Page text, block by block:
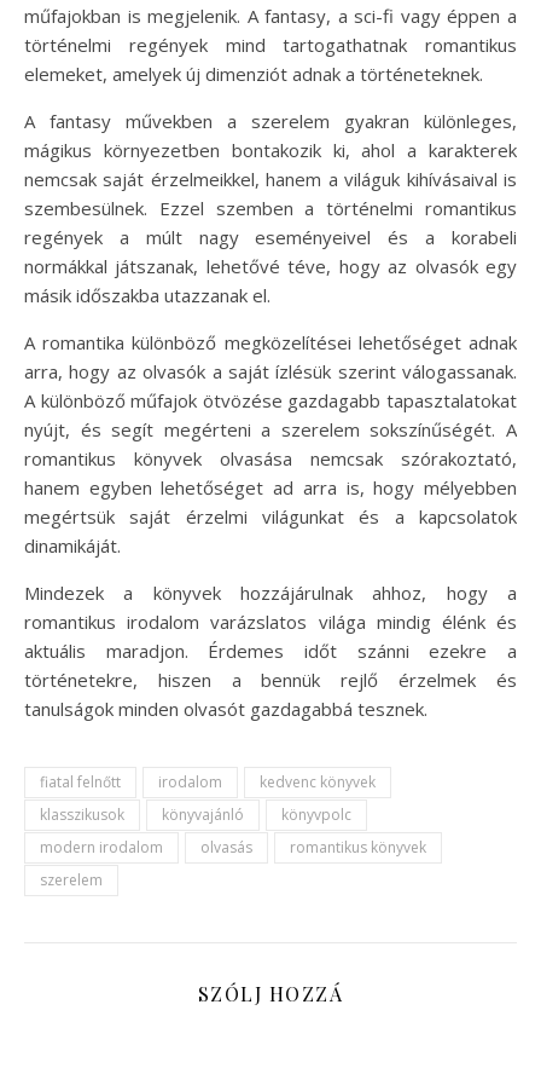
műfajokban is megjelenik. A fantasy, a sci-fi vagy éppen a
történelmi regények mind tartogathatnak romantikus
elemeket, amelyek új dimenziót adnak a történeteknek.
A fantasy művekben a szerelem gyakran különleges,
mágikus környezetben bontakozik ki, ahol a karakterek
nemcsak saját érzelmeikkel, hanem a világuk kihívásaival is
szembesülnek. Ezzel szemben a történelmi romantikus
regények a múlt nagy eseményeivel és a korabeli
normákkal játszanak, lehetővé téve, hogy az olvasók egy
másik időszakba utazzanak el.
A romantika különböző megközelítései lehetőséget adnak
arra, hogy az olvasók a saját ízlésük szerint válogassanak.
A különböző műfajok ötvözése gazdagabb tapasztalatokat
nyújt, és segít megérteni a szerelem sokszínűségét. A
romantikus könyvek olvasása nemcsak szórakoztató,
hanem egyben lehetőséget ad arra is, hogy mélyebben
megértsük saját érzelmi világunkat és a kapcsolatok
dinamikáját.
Mindezek a könyvek hozzájárulnak ahhoz, hogy a
romantikus irodalom varázslatos világa mindig élénk és
aktuális maradjon. Érdemes időt szánni ezekre a
történetekre, hiszen a bennük rejlő érzelmek és
tanulságok minden olvasót gazdagabbá tesznek.
fiatal felnőtt irodalom
kedvenc könyvek
klasszikusok
könyvajánló
könyvpolc
modern irodalom
olvasás
romantikus könyvek
szerelem
SZÓLJ HOZZÁ